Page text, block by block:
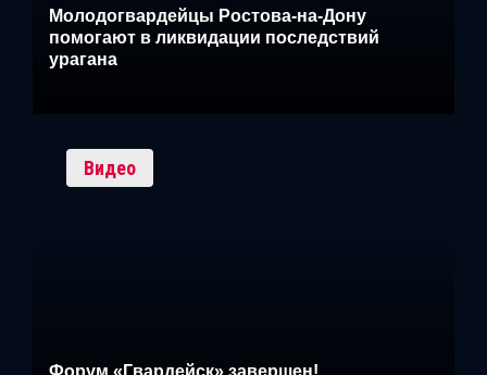
Молодогвардейцы Ростова-на-Дону
помогают в ликвидации последствий
урагана
Видео